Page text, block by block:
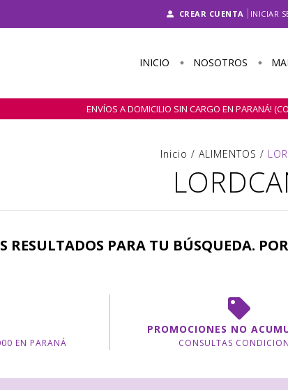
CREAR CUENTA INICIAR
INICIO NOSOTROS
ENVÍOS A DOMICILIO SIN CARGO EN PARANÁ!
Inicio / ALIMENTOS /
RESULTADOS PARA TU BÚSQUEDA.
EN PARANÁ
PROMOCIONES NO
CONSULTAS